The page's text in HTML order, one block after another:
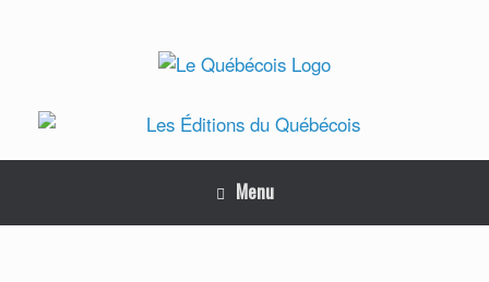
Menu